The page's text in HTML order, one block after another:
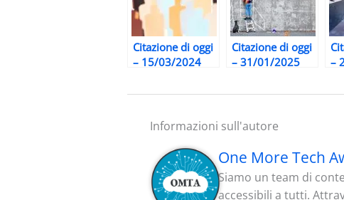
Citazione di oggi
– 15/03/2024
Citazione di oggi
– 31/01/2025
–
Informazioni sull'autore
One More Tech
Siamo un team di
accessibili a tutti.